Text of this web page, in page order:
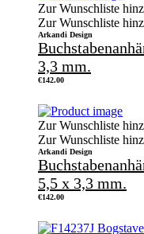
Zur Wunschliste
Zur Wunschliste
Arkandi Design
3,3 mm.
€142.00
Zur Wunschliste
Zur Wunschliste
Arkandi Design
5,5 x 3,3 mm.
€142.00